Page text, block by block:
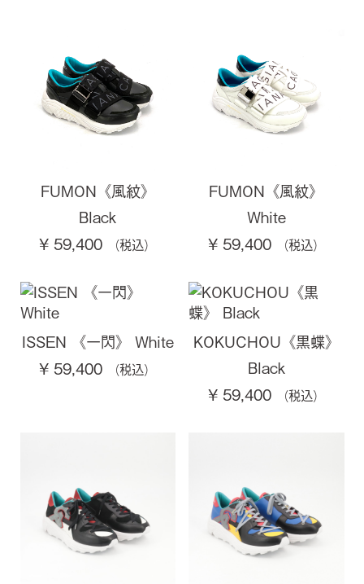
FUMON《風紋》
Black
¥ 59,400
FUMON《風紋》
White
¥ 59,400
ISSEN 《一閃》 White
¥ 59,400
KOKUCHOU《黒蝶》
Black
¥ 59,400